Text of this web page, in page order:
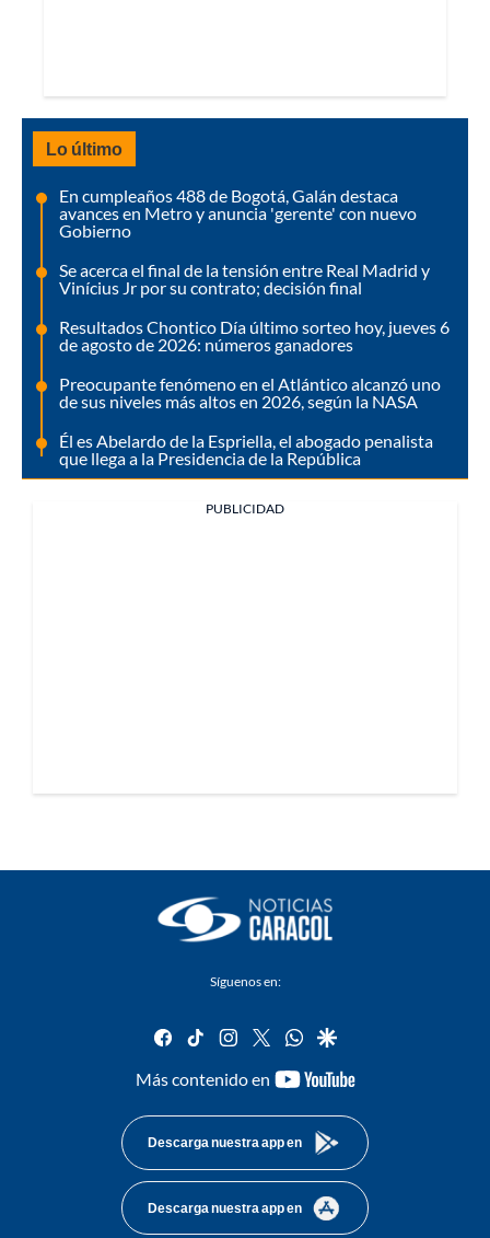
Lo último
En cumpleaños 488 de Bogotá, Galán destaca
avances en Metro y anuncia 'gerente' con nuevo
Gobierno
Se acerca el final de la tensión entre Real Madrid y
Vinícius Jr por su contrato; decisión final
Resultados Chontico Día último sorteo hoy, jueves 6
de agosto de 2026: números ganadores
Preocupante fenómeno en el Atlántico alcanzó uno
de sus niveles más altos en 2026, según la NASA
Él es Abelardo de la Espriella, el abogado penalista
que llega a la Presidencia de la República
PUBLICIDAD
Síguenos en:
facebook
tiktok instagram
twitterwhatsapp
google
Más contenido en
youtube-
Descarga nuestra app en
Descarga nuestra app en